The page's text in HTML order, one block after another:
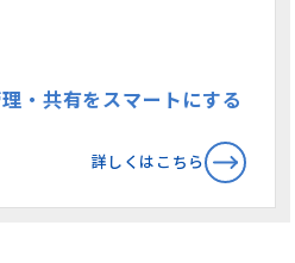
・共有をスマートにする
詳しくはこちら